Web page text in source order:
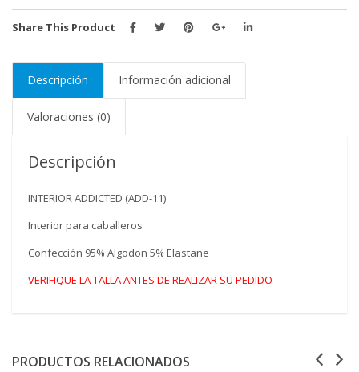
Share This Product
Descripción Información adicional
Valoraciones (0)
Descripción
INTERIOR ADDICTED (ADD-11)
Interior para caballeros
Confección 95% Algodon 5% Elastane
VERIFIQUE LA TALLA ANTES DE REALIZAR SU PEDIDO
PRODUCTOS RELACIONADOS